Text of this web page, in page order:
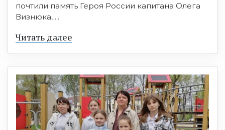
почтили память Героя России капитана Олега
Визнюка, ...
Читать далее